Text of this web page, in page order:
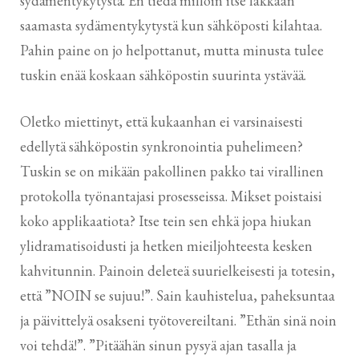
saamasta sydämentykytystä kun sähköposti kilahtaa.
Pahin paine on jo helpottanut, mutta minusta tulee
tuskin enää koskaan sähköpostin suurinta ystävää.
Oletko miettinyt, että kukaanhan ei varsinaisesti
edellytä sähköpostin synkronointia puhelimeen?
Tuskin se on mikään pakollinen pakko tai virallinen
protokolla työnantajasi prosesseissa. Mikset poistaisi
koko applikaatiota? Itse tein sen ehkä jopa hiukan
ylidramatisoidusti ja hetken mieiljohteesta kesken
kahvitunnin. Painoin deleteä suurielkeisesti ja totesin,
että ”NOIN se sujuu!”. Sain kauhistelua, paheksuntaa
ja päivittelyä osakseni työtovereiltani. ”Ethän sinä noin
voi tehdä!”. ”Pitäähän sinun pysyä ajan tasalla ja